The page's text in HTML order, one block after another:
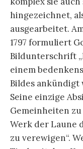
und
bei Füssli, Lord
Foucault und
das Politische
wenig unsicher.
Schlaf“
dass Sie sich auf
von Johann
bekanntes
eine schlafende
dämonischen